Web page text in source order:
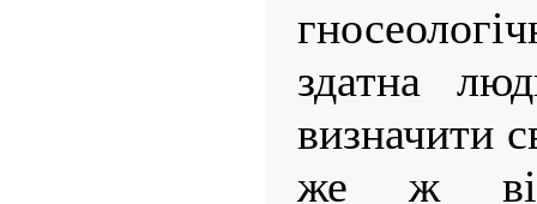
здатна
визначити
же ж